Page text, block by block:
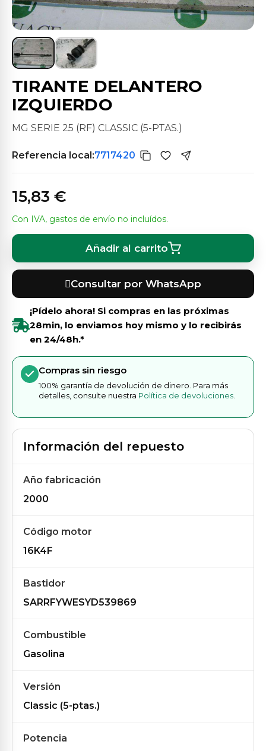
TIRANTE DELANTERO
IZQUIERDO
MG SERIE 25 (RF) CLASSIC (5-PTAS.)
Referencia local:7717420
15,83 €
Con IVA, gastos de envío no incluídos.
Añadir al carrito
Consultar por WhatsApp
¡Pídelo ahora! Si compras en las próximas
28min, lo enviamos hoy mismo y lo recibirás
en 24/48h.*
Compras sin riesgo
100% garantía de devolución de dinero. Para más
detalles, consulte nuestra Política de devoluciones
Información del repuesto
Año fabricación
2000
Código motor
16K4F
Bastidor
SARRFYWESYD539869
Combustible
Gasolina
Versión
Classic (5-ptas.)
Potencia